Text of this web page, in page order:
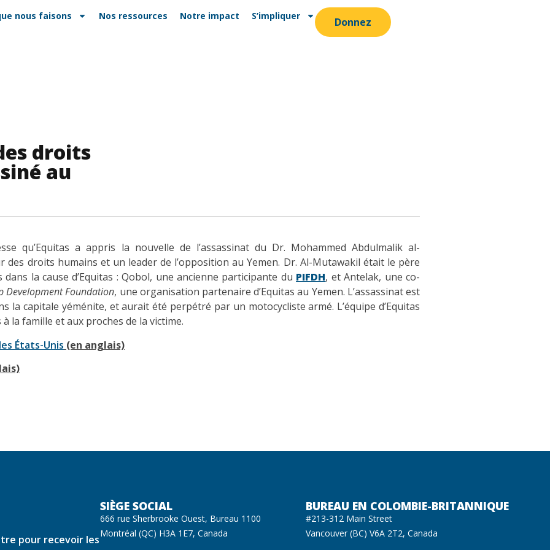
nous faisons Nos ressources Notre impact S’impliquer Donnez
droits
au
qu’Equitas a appris la nouvelle de l’assassinat du Dr. Mohammed Abdulmalik al-
des droits humains et un leader de l’opposition au Yemen. Dr. Al-Mutawakil était le père
la cause d’Equitas : Qobol, une ancienne participante du PIFDH, et Antelak, une co-
Development Foundation, une organisation partenaire d’Equitas au Yemen. L’assassinat est
la capitale yéménite, et aurait été perpétré par un motocycliste armé. L’équipe d’Equitas
la famille et aux proches de la victime.
États-Unis (en anglais)
pour recevoir les
SIÈGE SOCIAL
666 rue Sherbrooke Ouest, Bureau 1100
Montréal (QC) H3A 1E7, Canada
BUREAU EN COLOMBIE-BRITANNIQUE
#213-312 Main Street
Vancouver (BC) V6A 2T2, Canada